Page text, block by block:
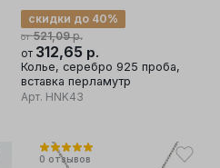
от 521,09р.
скидки до 40%
от 312,65 р.
Колье, серебро 925 проба,
вставка перламутр
Арт. HNK43
0 отзывов